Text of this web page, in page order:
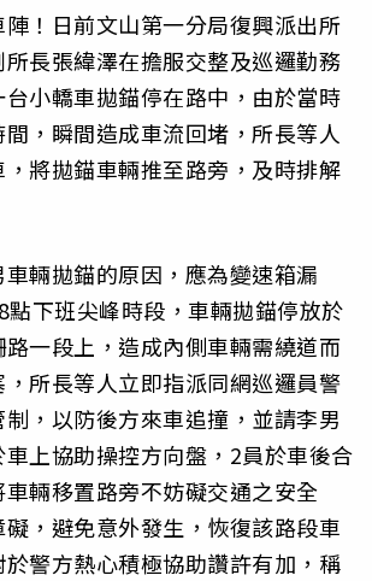
！日前文山第一分局復興派出所
長張緯澤在擔服交整及巡邏勤務
小轎車拋錨停在路中，由於當時
，瞬間造成車流回堵，所長等人
將拋錨車輛推至路旁，及時排解
輛拋錨的原因，應為變速箱漏
點下班尖峰時段，車輛拋錨停放於
一段上，造成內側車輛需繞道而
所長等人立即指派同網巡邏員警
，以防後方來車追撞，並請李男
上協助操控方向盤，2員於車後合
輛移置路旁不妨礙交通之安全
，避免意外發生，恢復該路段車
警方熱心積極協助讚許有加，稱